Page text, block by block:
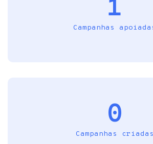
1
Campanhas
0
Campanhas criadas